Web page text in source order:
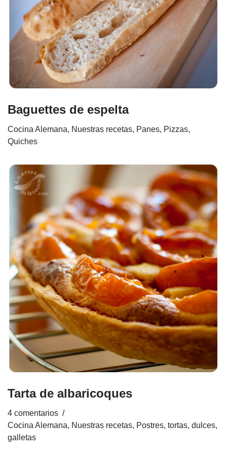
Baguettes de espelta
Cocina Alemana, Nuestras recetas, Panes, Pizzas,
Quiches
Tarta de albaricoques
4 comentarios
Cocina Alemana, Nuestras recetas, Postres, tortas, dulces,
galletas